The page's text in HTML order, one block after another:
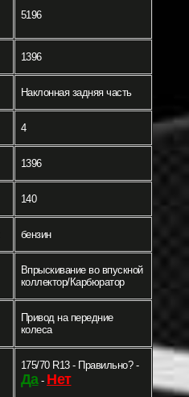
5196
1396
Наклонная задняя часть
4
1396
140
бензин
Впрыскивание во впускной
коллектор/Карбюратор
Привод на передние
колеса
175/70 R13 - Правильно? -
Да- Нет